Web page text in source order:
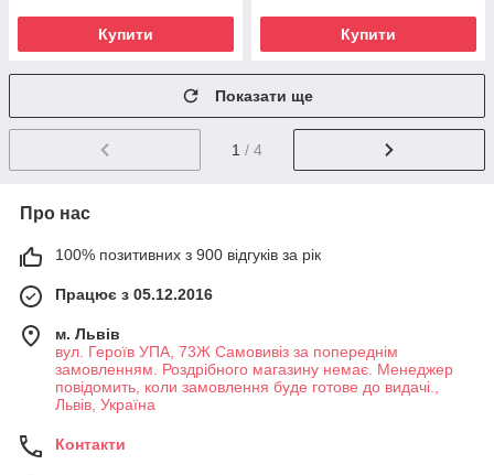
Купити Купити
Показати ще
1 / 4
Про нас
100% позитивних з 900 відгуків за рік
Працює з 05.12.2016
м. Львів
вул. Героїв УПА, 73Ж Самовивіз за попереднім
замовленням. Роздрібного магазину немає. Менеджер
повідомить, коли замовлення буде готове до видачі.,
Львів, Україна
Контакти